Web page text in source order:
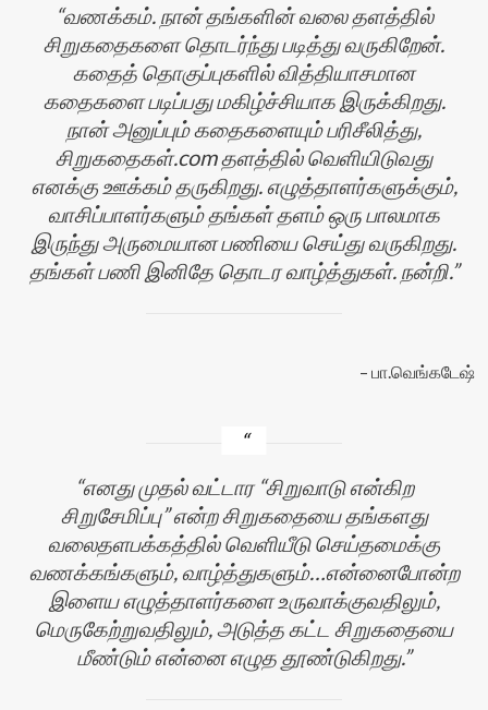
வணக்கம். நான் தங்களின் வலை தளத்தில்
சிறுகதைகளை தொடர்ந்து படித்து வருகிறேன்.
கதைத் தொகுப்புகளில் வித்தியாசமான
கதைகளை படிப்பது மகிழ்ச்சியாக இருக்கிறது.
நான் அனுப்பும் கதைகளையும் பரிசீலித்து,
சிறுகதைகள்.com தளத்தில் வெளியிடுவது
எனக்கு ஊக்கம் தருகிறது. எழுத்தாளர்களுக்கும்,
வாசிப்பாளர்களும் தங்கள் தளம் ஒரு பாலமாக
இருந்து அருமையான பணியை செய்து வருகிறது.
தங்கள் பணி இனிதே தொடர வாழ்த்துகள். நன்றி.
பா.வெங்கடேஷ்
எனது முதல் வட்டார “சிறுவாடு என்கிற
சிறுசேமிப்பு” என்ற சிறுகதையை தங்களது
வலைதளபக்கத்தில் வெளியீடு செய்தமைக்கு
வணக்கங்களும், வாழ்த்துகளும்…என்னைபோன்ற
இளைய எழுத்தாளர்களை உருவாக்குவதிலும்,
மெருகேற்றுவதிலும், அடுத்த கட்ட சிறுகதையை
மீண்டும் என்னை எழுத தூண்டுகிறது.